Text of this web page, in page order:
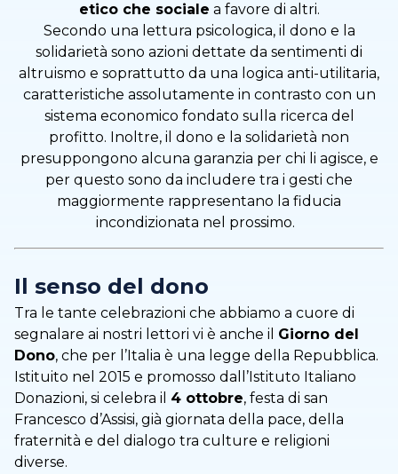
etico che sociale a favore di altri.
Secondo una lettura psicologica, il dono e la
solidarietà sono azioni dettate da sentimenti di
altruismo e soprattutto da una logica anti-utilitaria,
caratteristiche assolutamente in contrasto con un
sistema economico fondato sulla ricerca del
profitto. Inoltre, il dono e la solidarietà non
presuppongono alcuna garanzia per chi li agisce, e
per questo sono da includere tra i gesti che
maggiormente rappresentano la fiducia
incondizionata nel prossimo.
Il senso del dono
Tra le tante celebrazioni che abbiamo a cuore di
segnalare ai nostri lettori vi è anche il Giorno del
Dono, che per l’Italia è una legge della Repubblica.
Istituito nel 2015 e promosso dall’Istituto Italiano
Donazioni, si celebra il 4 ottobre, festa di san
Francesco d’Assisi, già giornata della pace, della
fraternità e del dialogo tra culture e religioni
diverse.